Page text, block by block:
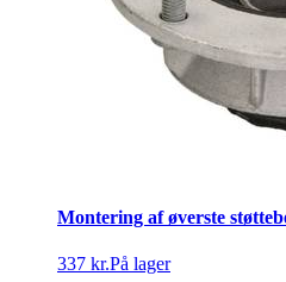
Montering af øverste
337 kr.På lager